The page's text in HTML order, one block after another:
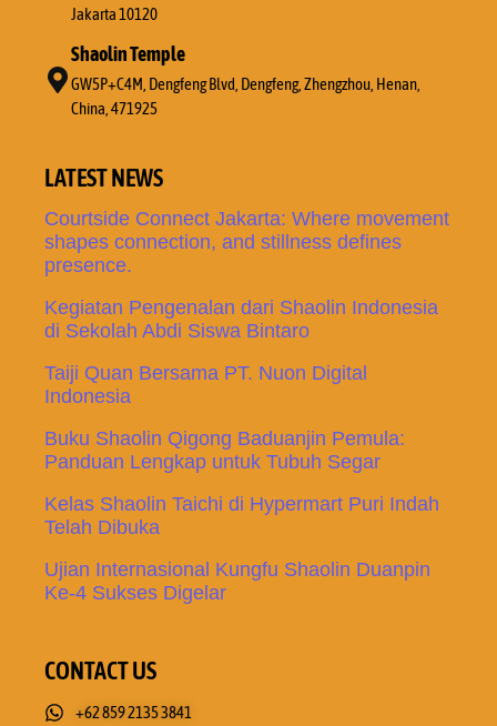
Jakarta 10120
Shaolin Temple
GW5P+C4M, Dengfeng Blvd, Dengfeng, Zhengzhou, Henan,
China, 471925
LATEST NEWS
Courtside Connect Jakarta: Where movement
shapes connection, and stillness defines
presence.
Kegiatan Pengenalan dari Shaolin Indonesia
di Sekolah Abdi Siswa Bintaro
Taiji Quan Bersama PT. Nuon Digital
Indonesia
Buku Shaolin Qigong Baduanjin Pemula:
Panduan Lengkap untuk Tubuh Segar
Kelas Shaolin Taichi di Hypermart Puri Indah
Telah Dibuka
Ujian Internasional Kungfu Shaolin Duanpin
Ke-4 Sukses Digelar
CONTACT US
+62 859 2135 3841